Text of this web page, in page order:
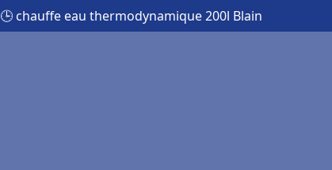
🕒 chauffe eau thermodynamique 200l Blain